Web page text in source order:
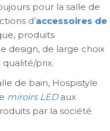
pour la salle de
d’accessoires de
produits
design, de large choix
prix.
de bain, Hospistyle
miroirs LEDaux
par la société